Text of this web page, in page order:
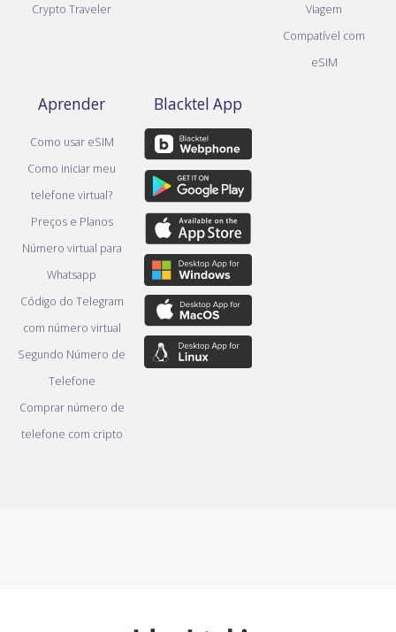
Crypto Traveler
Viagem
Compatível com
eSIM
Aprender
Como usar eSIM
Como iniciar meu
telefone virtual?
Preços e Planos
Número virtual para
Whatsapp
Código do Telegram
com número virtual
Segundo Número de
Telefone
Comprar número de
telefone com cripto
Blacktel App